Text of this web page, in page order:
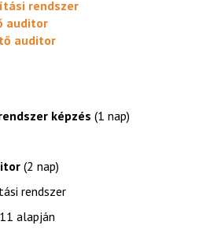
rendszer
auditor
auditor
képzés (1 nap)
(2 nap)
rendszer
alapján